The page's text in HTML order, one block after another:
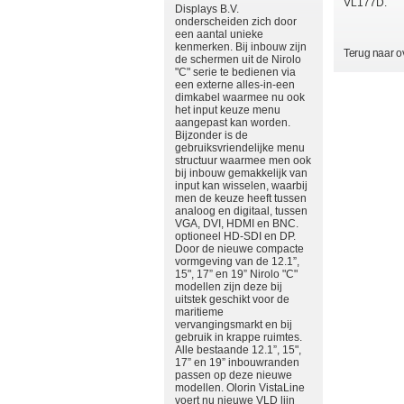
Displays B.V.
onderscheiden zich door
een aantal unieke
kenmerken. Bij inbouw zijn
de schermen uit de Nirolo
"C" serie te bedienen via
een externe alles-in-een
dimkabel waarmee nu ook
het input keuze menu
aangepast kan worden.
Bijzonder is de
gebruiksvriendelijke menu
structuur waarmee men ook
bij inbouw gemakkelijk van
input kan wisselen, waarbij
men de keuze heeft tussen
analoog en digitaal, tussen
VGA, DVI, HDMI en BNC.
optioneel HD-SDI en DP.
Door de nieuwe compacte
vormgeving van de 12.1”,
15", 17” en 19” Nirolo "C"
modellen zijn deze bij
uitstek geschikt voor de
maritieme
vervangingsmarkt en bij
gebruik in krappe ruimtes.
Alle bestaande 12.1”, 15",
17” en 19” inbouwranden
passen op deze nieuwe
modellen. Olorin VistaLine
voert nu nieuwe VLD lijn
VL177D.
Terug naar